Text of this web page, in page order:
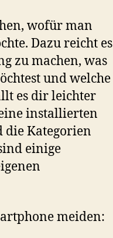
wofür man
Dazu reicht es
zu machen, was
und welche
es dir leichter
installierten
die Kategorien
einige
meiden: